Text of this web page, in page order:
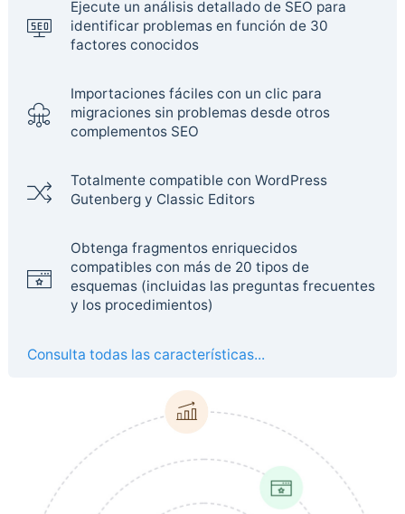
Ejecute un análisis detallado de SEO para
identificar problemas en función de 30
factores conocidos
Importaciones fáciles con un clic para
migraciones sin problemas desde otros
complementos SEO
Totalmente compatible con WordPress
Gutenberg y Classic Editors
Obtenga fragmentos enriquecidos
compatibles con más de 20 tipos de
esquemas (incluidas las preguntas frecuentes
y los procedimientos)
Consulta todas las características...